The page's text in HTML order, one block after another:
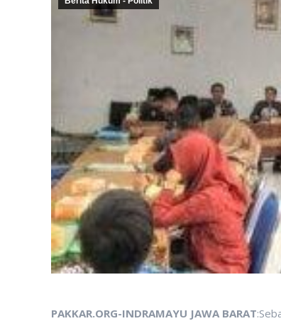
PAKKAR.ORG-INDRAMAYU JAWA BARAT